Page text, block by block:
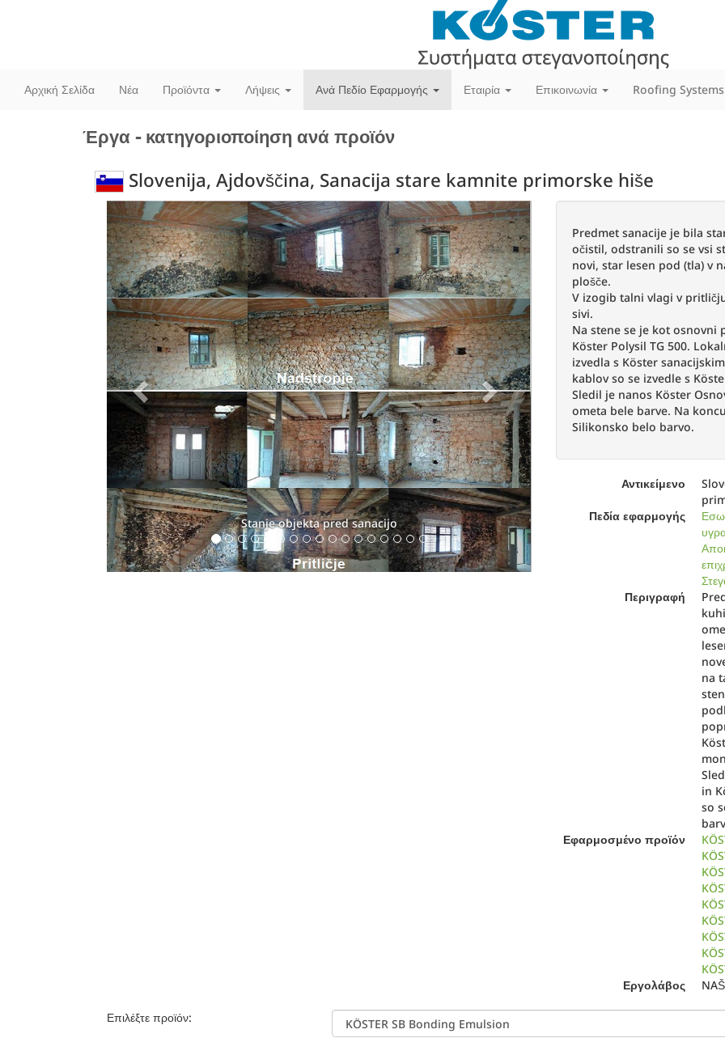
Αρχική Σελίδα Νέα Προϊόντα Λήψεις Ανά Πεδίο Εφαρμογής Εταιρία Επικοινωνία Roofing Systems
Έργα - κατηγοριοποίηση ανά προϊόν
Slovenija, Ajdovščina, Sanacija stare kamnite primorske hiše
Izdelava mineralnega tesnilnega sistema s
Köster Polysil TG 500 in Köster NB 1
Previous Next
Predmet sanacije je bila
očistil, odstranili so se vsi
novi, star lesen pod (tla) v
plošče.
V izogib talni vlagi v
sivi.
Na stene se je kot osnovni
Köster Polysil TG 500.
izvedla s Köster
kablov so se izvedle s
Sledil je nanos Köster
ometa bele barve. Na
Silikonsko belo barvo.
Αντικείμενο
Πεδία εφαρμογής
Περιγραφή
na
in
so
Εφαρμοσμένο προϊόν
Εργολάβος
Επιλέξτε προϊόν: